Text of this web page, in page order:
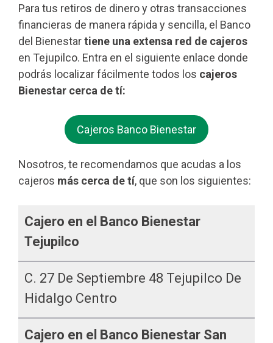
Para tus retiros de dinero y otras transacciones
financieras de manera rápida y sencilla, el Banco
del Bienestartiene una extensa red de cajeros
en Tejupilco. Entra en el siguiente enlace donde
podrás localizar fácilmente todos los cajeros
Bienestar cerca de tí:
Cajeros Banco Bienestar
Nosotros, te recomendamos que acudas a los
cajeros más cerca de tí, que son los siguientes:
Cajero en el Banco Bienestar
Tejupilco
C. 27 De Septiembre 48 Tejupilco De
Hidalgo Centro
Cajero en el Banco Bienestar San